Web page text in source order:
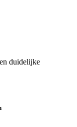
duidelijke